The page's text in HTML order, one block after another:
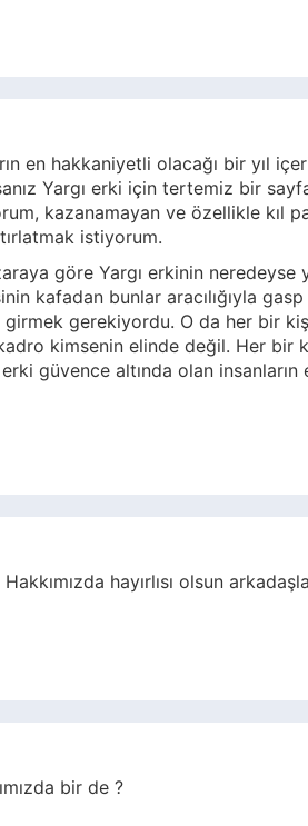
en hakkaniyetli olacağı bir yıl
Yargı erki için tertemiz bir
kazanamayan ve özellikle kıl
istiyorum.
göre Yargı erkinin neredeyse
kafadan bunlar aracılığıyla
gerekiyordu. O da her bir
kimsenin elinde değil. Her bir
güvence altında olan insanların
hayırlısı olsun
bir de ?